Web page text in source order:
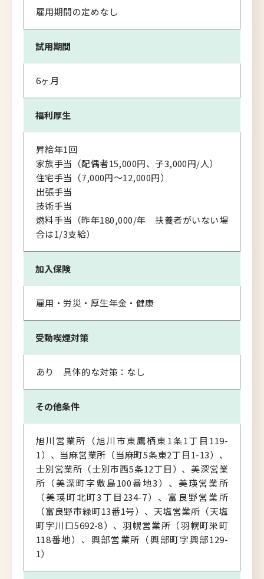
雇用期間の定めなし
試用期間
6ヶ月
福利厚生
昇給年1回
家族手当（配偶者15,000円、子3,000円/人）
住宅手当（7,000円～12,000円）
出張手当
技術手当
燃料手当（昨年180,000/年 扶養者がいない場
合は1/3支給）
加入保険
雇用・労災・厚生年金・健康
受動喫煙対策
あり 具体的な対策：なし
その他条件
旭川営業所（旭川市東鷹栖東1条1丁目119-
1）、当麻営業所（当麻町5条東2丁目1-13）、
士別営業所（士別市西5条12丁目）、美深営業
所（美深町字敷島100番地3）、美瑛営業所
（美瑛町北町3丁目234-7）、富良野営業所
（富良野市緑町13番1号）、天塩営業所（天塩
町字川口5692-8）、羽幌営業所（羽幌町栄町
118番地）、興部営業所（興部町字興部129-
1）